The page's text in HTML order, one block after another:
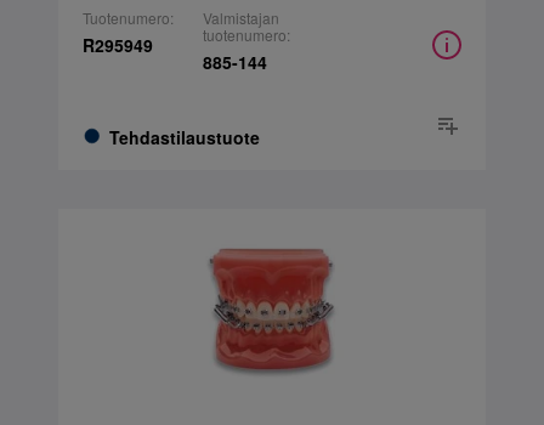
Tuotenumero:
R295949
Tehdastilaustuote
Valmistajan
tuotenumero:
885-144